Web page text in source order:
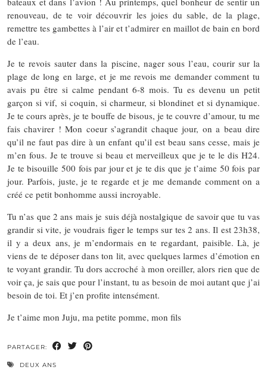
renouveau, de te voir découvrir les joies du sable, de la plage,
remettre tes gambettes à l’air et t’admirer en maillot de bain en bord
de l’eau.
Je te revois sauter dans la piscine, nager sous l’eau, courir sur la
plage de long en large, et je me revois me demander comment tu
avais pu être si calme pendant 6-8 mois. Tu es devenu un petit
garçon si vif, si coquin, si charmeur, si blondinet et si dynamique.
Je te cours après, je te bouffe de bisous, je te couvre d’amour, tu me
fais chavirer ! Mon coeur s’agrandit chaque jour, on a beau dire
qu’il ne faut pas dire à un enfant qu’il est beau sans cesse, mais je
m’en fous. Je te trouve si beau et merveilleux que je te le dis H24.
Je te bisouille 500 fois par jour et je te dis que je t’aime 50 fois par
jour. Parfois, juste, je te regarde et je me demande comment on a
créé ce petit bonhomme aussi incroyable.
Tu n’as que 2 ans mais je suis déjà nostalgique de savoir que tu vas
grandir si vite, je voudrais figer le temps sur tes 2 ans. Il est 23h38,
il y a deux ans, je m’endormais en te regardant, paisible. Là, je
viens de te déposer dans ton lit, avec quelques larmes d’émotion en
te voyant grandir. Tu dors accroché à mon oreiller, alors rien que de
voir ça, je sais que pour l’instant, tu as besoin de moi autant que j’ai
besoin de toi. Et j’en profite intensément.
Je t’aime mon Juju, ma petite pomme, mon fils
PARTAGER:
DEUX ANS